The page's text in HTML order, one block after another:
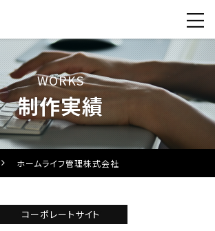
WORKS
制作実績
ホームライフ管理株式会社
コーポレートサイト